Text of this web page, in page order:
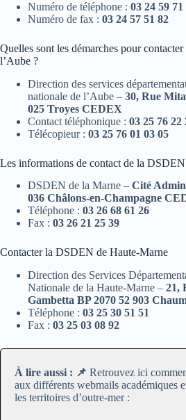
Numéro de téléphone : 03 24 59 71
Numéro de fax : 03 24 57 51 82
Quelles sont les démarches pour
l’Aube ?
Direction des services
nationale de l’Aube – 30, Rue
025 Troyes CEDEX
Contact téléphonique : 03 25 76 22
Télécopieur : 03 25 76 01 03 05
Les informations de contact de la
DSDEN de la Marne – Cité
036 Châlons-en-Champagne
Téléphone : 03 26 68 61 26
Fax : 03 26 21 25 39
Contacter la DSDEN de Haute-Marne
Direction des Services
Nationale de la Haute-Marne – 21,
Gambetta BP 2070 52 903
Téléphone : 03 25 30 51 51
Fax : 03 25 03 08 92
À lire aussi : 📌 Retrouvez ici
aux différents webmails académiques
les territoires d’outre-mer :